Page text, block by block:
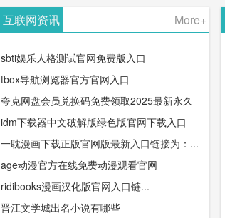
器
pro与
DeepSeek模
互联网资讯 More+
sbti娱乐人格测试官网免费版入口
tbox导航浏览器官方官网入口
夸克网盘会员兑换码免费领取2025最新永久
idm下载器中文破解版绿色版官网下载入口
一耽漫画下载正版官网版最新入口链接为：...
age动漫官方在线免费动漫观看官网
ridibooks漫画汉化版官网入口链...
晋江文学城出名小说有哪些